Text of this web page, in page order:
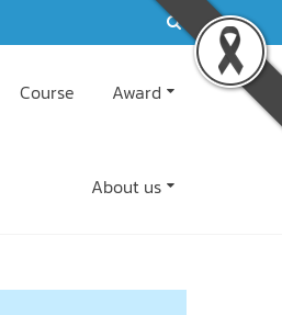
Course Award
About us